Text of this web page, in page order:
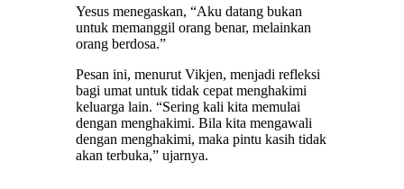
Yesus menegaskan, “Aku datang bukan
untuk memanggil orang benar, melainkan
orang berdosa.”
Pesan ini, menurut Vikjen, menjadi refleksi
bagi umat untuk tidak cepat menghakimi
keluarga lain. “Sering kali kita memulai
dengan menghakimi. Bila kita mengawali
dengan menghakimi, maka pintu kasih tidak
akan terbuka,” ujarnya.